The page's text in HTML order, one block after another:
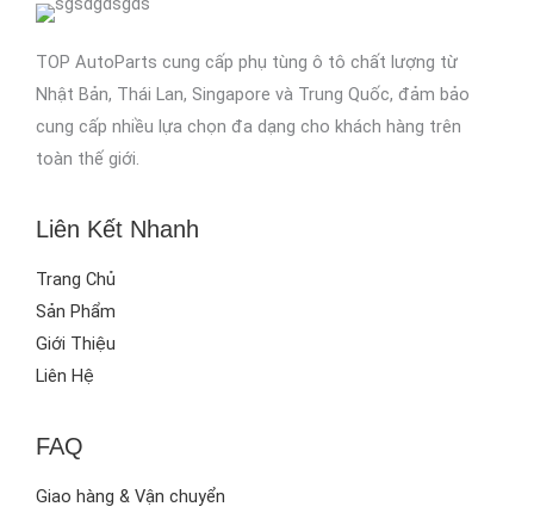
TOP AutoParts cung cấp phụ tùng ô tô chất lượng từ
Nhật Bản, Thái Lan, Singapore và Trung Quốc, đảm bảo
cung cấp nhiều lựa chọn đa dạng cho khách hàng trên
toàn thế giới.
Liên Kết Nhanh
Trang Chủ
Sản Phẩm
Giới Thiệu
Liên Hệ
FAQ
Giao hàng & Vận chuyển